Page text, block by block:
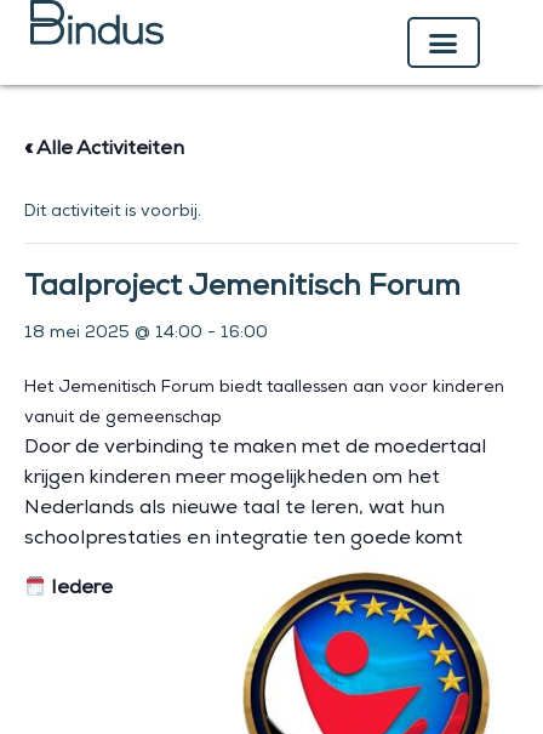
naar
« Alle Activiteiten
Dit activiteit is voorbij.
Taalproject Jemenitisch Forum
18 mei 2025 @ 14:00 - 16:00
Het Jemenitisch Forum biedt taallessen aan voor kinderen
vanuit de gemeenschap
Door de verbinding te maken met de moedertaal
krijgen kinderen meer mogelijkheden om het
Nederlands als nieuwe taal te leren, wat hun
schoolprestaties en integratie ten goede komt
Iedere